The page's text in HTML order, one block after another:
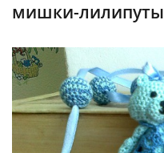
мишки-лилипуты